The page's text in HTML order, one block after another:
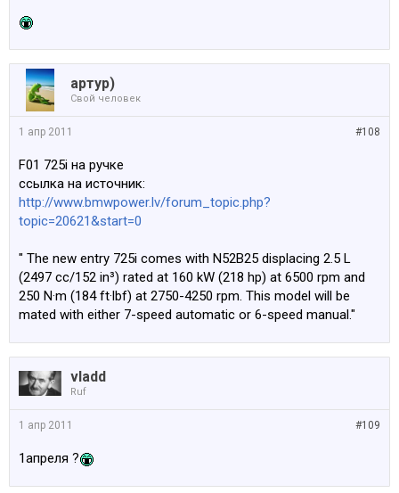
артур)
Свой человек
#108
1 апр 2011
F01 725i на ручке
ссылка на источник:
http://www.bmwpower.lv/forum_topic.php?
topic=20621&start=0
" The new entry 725i comes with N52B25 displacing 2.5 L
(2497 cc/152 in³) rated at 160 kW (218 hp) at 6500 rpm and
250 N·m (184 ft·lbf) at 2750-4250 rpm. This model will be
mated with either 7-speed automatic or 6-speed manual."
vladd
Ruf
#109
1 апр 2011
1апреля ?